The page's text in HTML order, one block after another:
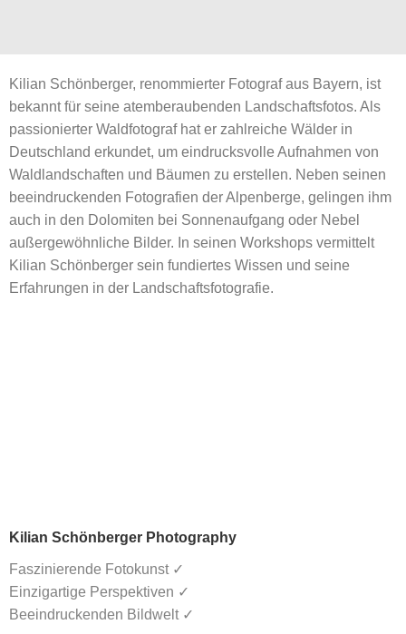
Kilian Schönberger, renommierter Fotograf aus Bayern, ist
bekannt für seine atemberaubenden Landschaftsfotos. Als
passionierter Waldfotograf hat er zahlreiche Wälder in
Deutschland erkundet, um eindrucksvolle Aufnahmen von
Waldlandschaften und Bäumen zu erstellen. Neben seinen
beeindruckenden Fotografien der Alpenberge, gelingen ihm
auch in den Dolomiten bei Sonnenaufgang oder Nebel
außergewöhnliche Bilder. In seinen Workshops vermittelt
Kilian Schönberger sein fundiertes Wissen und seine
Erfahrungen in der Landschaftsfotografie.
Kilian Schönberger Photography
Faszinierende Fotokunst ✓
Einzigartige Perspektiven ✓
Beeindruckenden Bildwelt ✓